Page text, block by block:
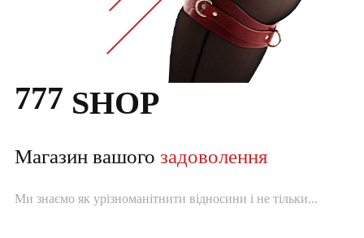
777 SHOP
Магазин вашого задоволення
Ми знаємо як урізноманітнити відносини і не тільки...